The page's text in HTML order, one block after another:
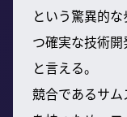
という驚異的
つ確実な技術
と言える。
競合であるサ